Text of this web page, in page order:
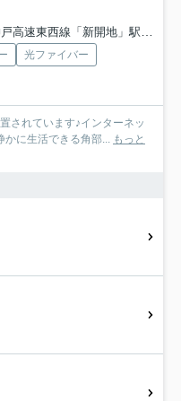
高速東西線「新開地」駅 徒歩11分
光ファイバー
されています♪インターネッ
に生活できる角部...
もっと